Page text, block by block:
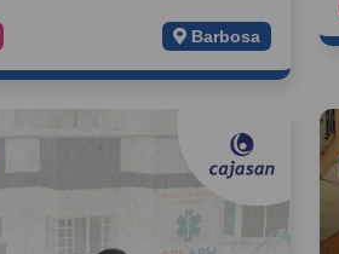
Barbosa